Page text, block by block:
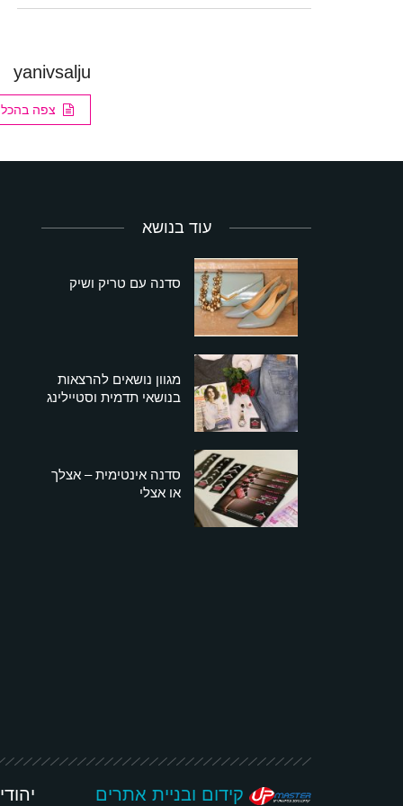
yanivsalju
צפה בהכל
עוד בנושא
סדנה עם טריק ושיק
מגוון נושאים להרצאות
בנושאי תדמית וסטיילינג
סדנה אינטימית – אצלך
או אצלי
קידום ובניית אתרים